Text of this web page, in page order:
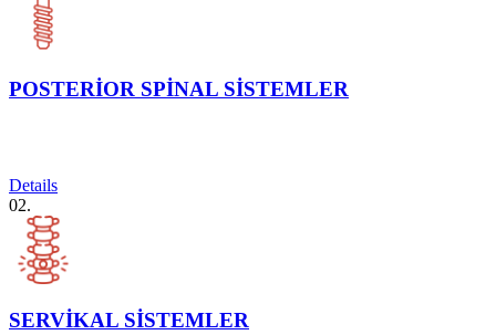
POSTERİOR SPİNAL SİSTEMLER
Details
02.
SERVİKAL SİSTEMLER